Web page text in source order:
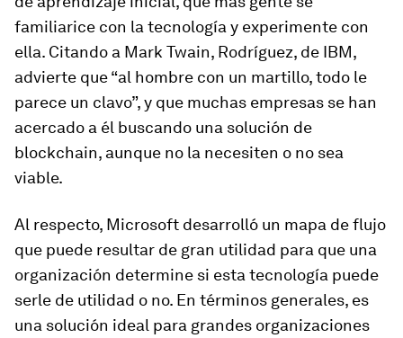
familiarice con la tecnología y experimente con
ella. Citando a Mark Twain, Rodríguez, de IBM,
advierte que “al hombre con un martillo, todo le
parece un clavo”, y que muchas empresas se han
acercado a él buscando una solución de
blockchain, aunque no la necesiten o no sea
viable.
Al respecto, Microsoft desarrolló un mapa de flujo
que puede resultar de gran utilidad para que una
organización determine si esta tecnología puede
serle de utilidad o no. En términos generales, es
una solución ideal para grandes organizaciones